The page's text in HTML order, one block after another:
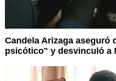
Candela Arizaga aseguró
psicótico" y desvinculó a